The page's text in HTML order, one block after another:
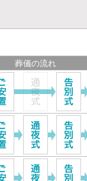
葬儀の流れ